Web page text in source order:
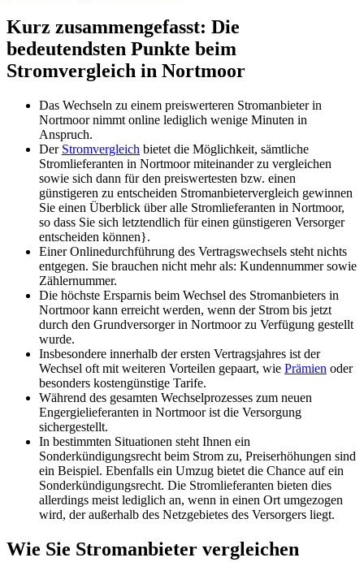
Kurz zusammengefasst: Die
bedeutendsten Punkte beim
Stromvergleich in Nortmoor
Das Wechseln zu einem preiswerteren Stromanbieter in
Nortmoor nimmt online lediglich wenige Minuten in
Anspruch.
Der Stromvergleich bietet die Möglichkeit, sämtliche
Stromlieferanten in Nortmoor miteinander zu vergleichen
sowie sich dann für den preiswertesten bzw. einen
günstigeren zu entscheiden Stromanbietervergleich gewinnen
Sie einen Überblick über alle Stromlieferanten in Nortmoor,
so dass Sie sich letztendlich für einen günstigeren Versorger
entscheiden können}.
Einer Onlinedurchführung des Vertragswechsels steht nichts
entgegen. Sie brauchen nicht mehr als: Kundennummer sowie
Zählernummer.
Die höchste Ersparnis beim Wechsel des Stromanbieters in
Nortmoor kann erreicht werden, wenn der Strom bis jetzt
durch den Grundversorger in Nortmoor zu Verfügung gestellt
wurde.
Insbesondere innerhalb der ersten Vertragsjahres ist der
Wechsel oft mit weiteren Vorteilen gepaart, wie Prämien oder
besonders kostengünstige Tarife.
Während des gesamten Wechselprozesses zum neuen
Engergielieferanten in Nortmoor ist die Versorgung
sichergestellt.
In bestimmten Situationen steht Ihnen ein
Sonderkündigungsrecht beim Strom zu, Preiserhöhungen sind
ein Beispiel. Ebenfalls ein Umzug bietet die Chance auf ein
Sonderkündigungsrecht. Die Stromlieferanten bieten dies
allerdings meist lediglich an, wenn in einen Ort umgezogen
wird, der außerhalb des Netzgebietes des Versorgers liegt.
Wie Sie Stromanbieter vergleichen